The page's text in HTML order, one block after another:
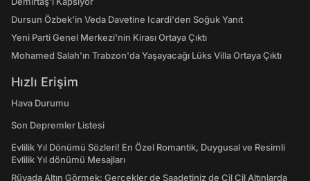
Dursun Özbek'in Veda Davetine Icardi'den Soğuk Yanıt
Yeni Parti Genel Merkezi'nin Kirası Ortaya Çıktı
Mohamed Salah'ın Trabzon'da Yaşayacağı Lüks Villa Ortaya Çıktı
Hızlı Erişim
Hava Durumu
Son Depremler Listesi
Evlilik Yıl Dönümü Sözleri! En Özel Romantik, Duygusal ve Resimli
Evlilik Yıl dönümü Mesajları
Rüyada Altın Görmek: Gerçekler de Saadetiniz de Çil Çil Altınlarda